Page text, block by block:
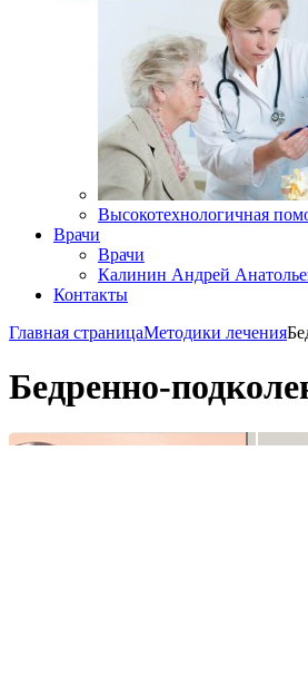
Высокотехнологичная
Врачи
Врачи
Калинин Андрей
Контакты
Главная страницаМетодики лечения
Бедренно-